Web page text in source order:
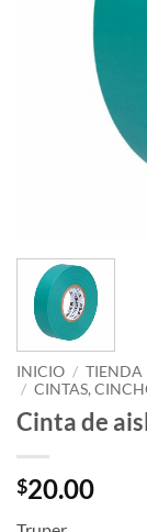
INICIO / TIENDA
/ CINTAS,
Cinta de
$20.00